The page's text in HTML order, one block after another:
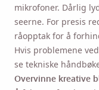
mikrofoner. Dårlig
seerne. For presis
råopptak for å
Hvis problemene
se tekniske
Overvinne kreative